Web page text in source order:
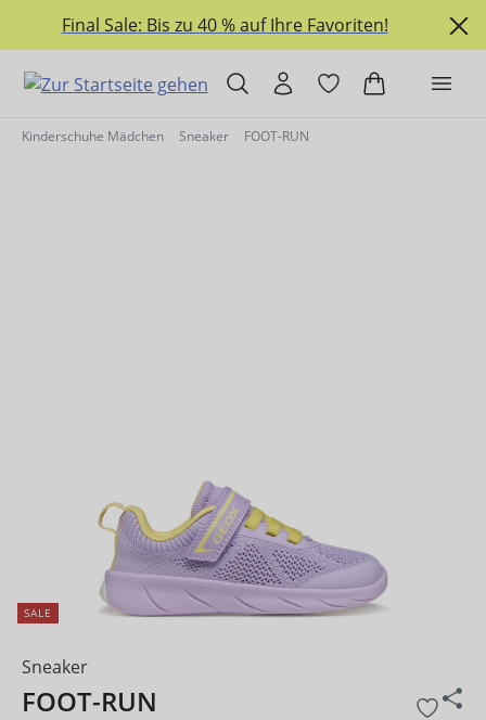
springen
Final Sale: Bis zu 40 % auf Ihre Favoriten!
Kinderschuhe Mädchen Sneaker FOOT-RUN
SALE
Sneaker
FOOT-RUN